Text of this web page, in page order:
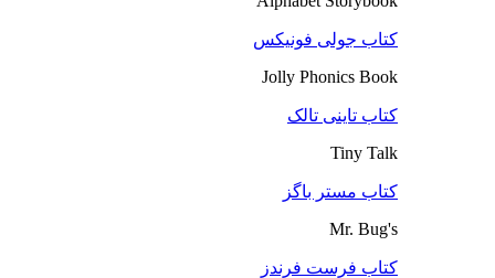
کتاب جولی فونیکس
Jolly Phonics Book
کتاب تاینی تالک
Tiny Talk
کتاب مستر باگز
Mr. Bug's
کتاب فرست فرندز